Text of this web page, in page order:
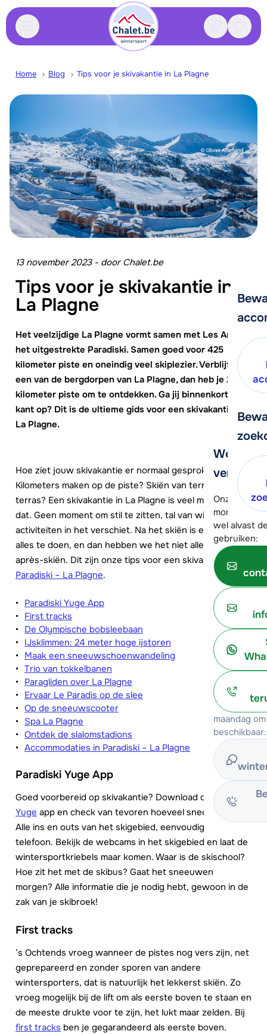
Contact
We
verder!
Onze
moment
wel alvast
gebruiken:
maandag
beschikbaar:
Home Blog Tips voor je skivakantie in La Plagne
13 november 2023 - doorChalet.be
Tips voor je skivakantie in
La Plagne
Het veelzijdige La Plagne vormt samen met Les Arcs
het uitgestrekte Paradiski. Samen goed voor 425
kilometer piste en oneindig veel skiplezier. Verblijf je in
een van de bergdorpen van La Plagne, dan heb je 225
kilometer piste om te ontdekken. Ga jij binnenkort die
kant op? Dit is de ultieme gids voor een skivakantie in
La Plagne.
Hoe ziet jouw skivakantie er normaal gesproken uit?
Kilometers maken op de piste? Skiën van terras naar
terras? Een skivakantie in La Plagne is veel meer dan
dat. Geen moment om stil te zitten, tal van winterse
activiteiten in het verschiet. Na het skiën is er nog van
alles te doen, en dan hebben we het niet alleen over
après-skiën. Dit zijn onze tips voor een skivakantie in
Paradiski – La Plagne.
Paradiski Yuge App
First tracks
De Olympische bobsleebaan
IJsklimmen: 24 meter hoge ijstoren
Maak een sneeuwschoenwandeling
Trio van tokkelbanen
Paragliden over La Plagne
Ervaar Le Paradis op de slee
Op de sneeuwscooter
Spa La Plagne
Ontdek de slalomstadions
Accommodaties in Paradiski – La Plagne
Paradiski Yuge App
Goed voorbereid op skivakantie? Download de
Paradiski
Yuge app en check van tevoren hoeveel sneeuw er ligt.
Alle ins en outs van het skigebied, eenvoudig op je
telefoon. Bekijk de webcams in het skigebied en laat de
wintersportkriebels maar komen. Waar is de skischool?
Hoe zit het met de skibus? Gaat het sneeuwen
morgen? Alle informatie die je nodig hebt, gewoon in de
zak van je skibroek!
First tracks
’s Ochtends vroeg wanneer de pistes nog vers zijn, net
geprepareerd en zonder sporen van andere
wintersporters, dat is natuurlijk het lekkerst skiën. Zo
vroeg mogelijk bij de lift om als eerste boven te staan en
de meeste drukte voor te zijn, het lukt maar zelden. Bij
first tracks ben je gegarandeerd als eerste boven.